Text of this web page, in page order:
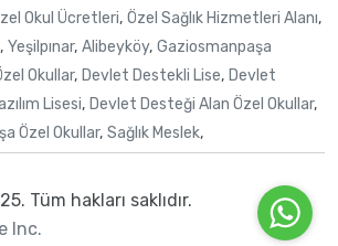
Okul Ücretleri, Özel Sağlık Hizmetleri Alanı,
, Yeşilpınar, Alibeyköy, Gaziosmanpaşa
Okullar, Devlet Destekli Lise, Devlet
Lisesi, Devlet Desteği Alan Özel Okullar,
Özel Okullar, Sağlık Meslek,
Tüm hakları saklıdır.
Inc.